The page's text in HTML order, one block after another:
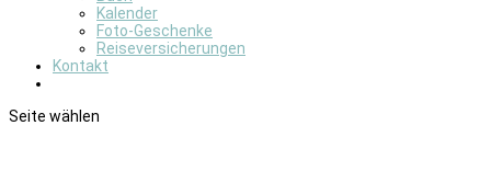
Kalender
Foto-Geschenke
Reiseversicherungen
Kontakt
Seite wählen